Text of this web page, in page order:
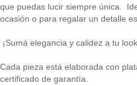
que puedas lucir siempre única.
ocasión o para regalar un detalle
¡Sumá elegancia y calidez a tu
Cada pieza está elaborada con
certificado de garantía.